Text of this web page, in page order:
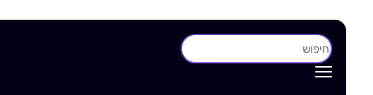
חיפוש